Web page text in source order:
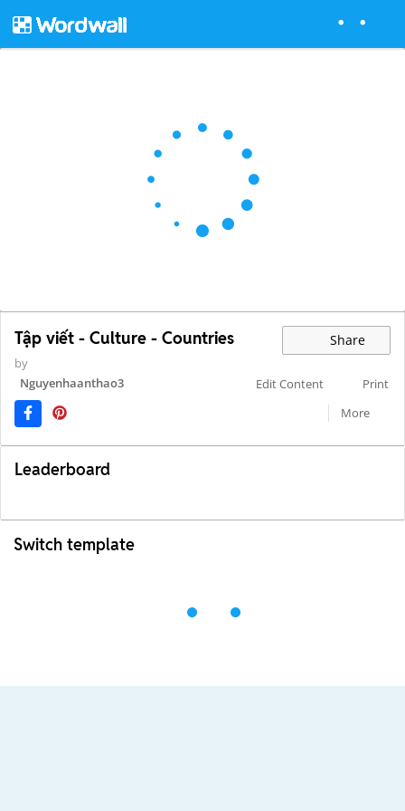
Tập viết - Culture - Countries Share
by
Nguyenhaanthao3
Edit Content
Print
More
Leaderboard
Switch template